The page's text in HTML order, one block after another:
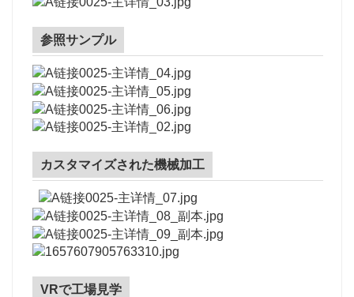
参照サンプル
カスタマイズされた機械加工
VRで工場見学